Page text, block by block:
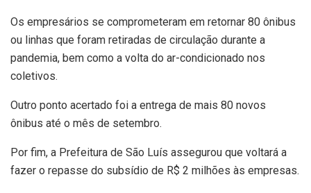
Os empresários se comprometeram em retornar 80 ônibus
ou linhas que foram retiradas de circulação durante a
pandemia, bem como a volta do ar-condicionado nos
coletivos.
Outro ponto acertado foi a entrega de mais 80 novos
ônibus até o mês de setembro.
Por fim, a Prefeitura de São Luís assegurou que voltará a
fazer o repasse do subsídio de R$ 2 milhões às empresas.